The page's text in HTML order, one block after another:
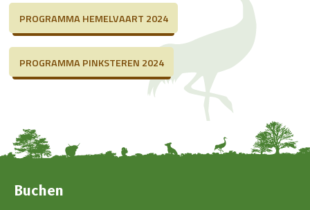
PROGRAMMA HEMELVAART 2024
PROGRAMMA PINKSTEREN 2024
Buchen